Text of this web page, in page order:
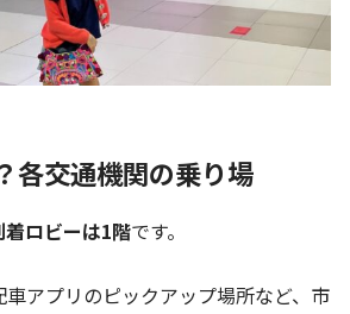
各交通機関の乗り場
着ロビーは1階です。
アプリのピックアップ場所など、市